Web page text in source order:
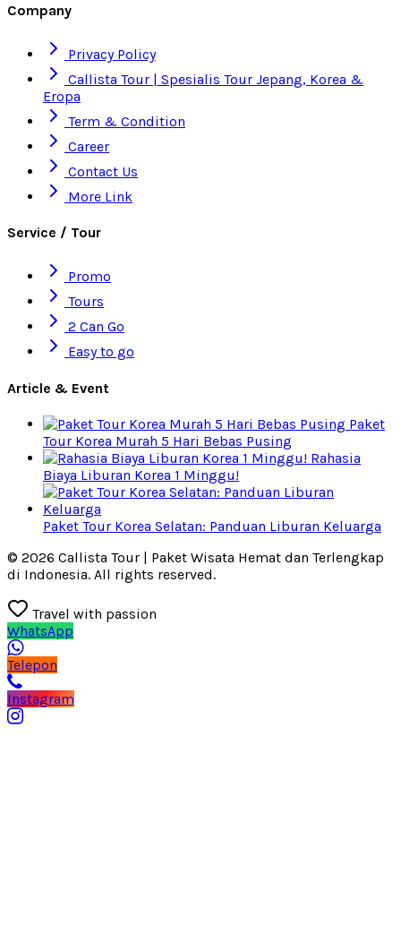
Company
Privacy Policy
Callista Tour | Spesialis Tour Jepang, Korea &
Eropa
Term & Condition
Career
Contact Us
More Link
Service / Tour
Promo
Tours
2 Can Go
Easy to go
Article & Event
Paket
Tour Korea Murah 5 Hari Bebas Pusing
Rahasia
Biaya Liburan Korea 1 Minggu!
Paket Tour Korea Selatan: Panduan Liburan Keluarga
© 2026 Callista Tour | Paket Wisata Hemat dan Terlengkap
di Indonesia. All rights reserved.
Travel with passion
WhatsApp
Telepon
Instagram